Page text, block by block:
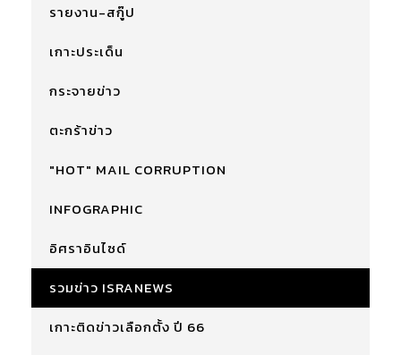
รายงาน-สกู๊ป
เกาะประเด็น
กระจายข่าว
ตะกร้าข่าว
"HOT" MAIL CORRUPTION
INFOGRAPHIC
อิศราอินไซด์
รวมข่าว ISRANEWS
เกาะติดข่าวเลือกตั้ง ปี 66